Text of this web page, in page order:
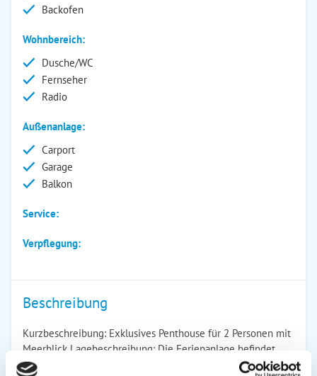
Backofen
Wohnbereich:
Dusche/WC
Fernseher
Radio
Außenanlage:
Carport
Garage
Balkon
Service:
Verpflegung:
Beschreibung
Kurzbeschreibung: Exklusives Penthouse für 2 Personen mit
Meerblick Lagebeschreibung: Die Ferienanlage befindet
sich im Osten von Kühlungsborn in unmittelbarer Nähe zum